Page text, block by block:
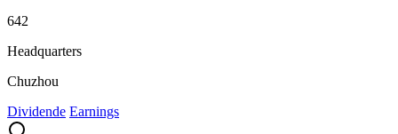
642
Headquarters
Chuzhou
Dividende Earnings